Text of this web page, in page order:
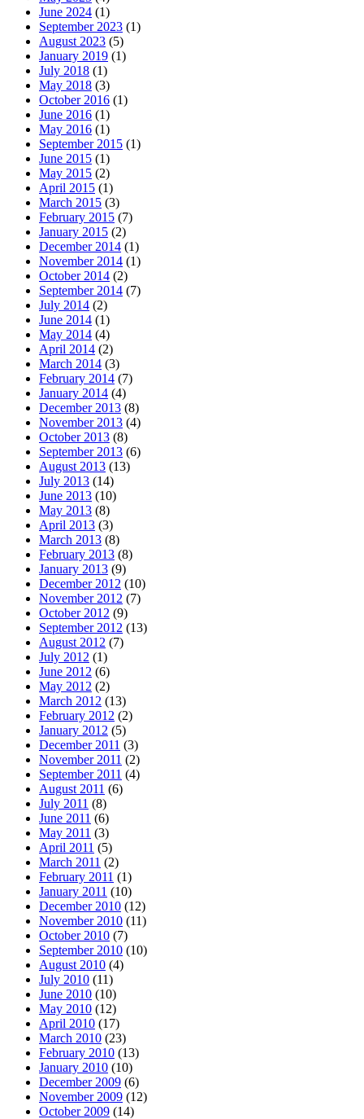
June 2024 (1)
September 2023 (1)
August 2023 (5)
January 2019 (1)
July 2018 (1)
May 2018 (3)
October 2016 (1)
June 2016 (1)
May 2016 (1)
September 2015 (1)
June 2015 (1)
May 2015 (2)
April 2015 (1)
March 2015 (3)
February 2015 (7)
January 2015 (2)
December 2014 (1)
November 2014 (1)
October 2014 (2)
September 2014 (7)
July 2014 (2)
June 2014 (1)
May 2014 (4)
April 2014 (2)
March 2014 (3)
February 2014 (7)
January 2014 (4)
December 2013 (8)
November 2013 (4)
October 2013 (8)
September 2013 (6)
August 2013 (13)
July 2013 (14)
June 2013 (10)
May 2013 (8)
April 2013 (3)
March 2013 (8)
February 2013 (8)
January 2013 (9)
December 2012 (10)
November 2012 (7)
October 2012 (9)
September 2012 (13)
August 2012 (7)
July 2012 (1)
June 2012 (6)
May 2012 (2)
March 2012 (13)
February 2012 (2)
January 2012 (5)
December 2011 (3)
November 2011 (2)
September 2011 (4)
August 2011 (6)
July 2011 (8)
June 2011 (6)
May 2011 (3)
April 2011 (5)
March 2011 (2)
February 2011 (1)
January 2011 (10)
December 2010 (12)
November 2010 (11)
October 2010 (7)
September 2010 (10)
August 2010 (4)
July 2010 (11)
June 2010 (10)
May 2010 (12)
April 2010 (17)
March 2010 (23)
February 2010 (13)
January 2010 (10)
December 2009 (6)
November 2009 (12)
October 2009 (14)